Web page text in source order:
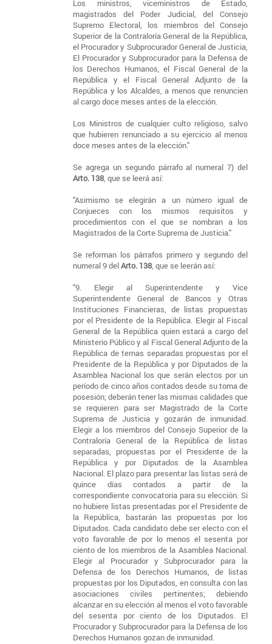
Los ministros, viceministros de Estado,
magistrados del Poder Judicial, del Consejo
Supremo Electoral, los miembros del Consejo
Superior de la Contraloría General de la República,
el Procurador y Subprocurador General de Justicia,
El Procurador y Subprocurador para la Defensa de
los Derechos Humanos, el Fiscal General de la
República y el Fiscal General Adjunto de la
República y los Alcaldes, a menos que renuncien
al cargo doce meses antes de la elección.
Los Ministros de cualquier culto religioso, salvo
que hubieren renunciado a su ejercicio al menos
doce meses antes de la elección."
Se agrega un segundo párrafo al numeral 7) del
Arto. 138, que se leerá así:
"Asimismo se elegirán a un número igual de
Conjueces con los mismos requisitos y
procedimientos con el que se nombran a los
Magistrados de la Corte Suprema de Justicia."
Se reforman los párrafos primero y segundo del
numeral 9 delArto. 138, que se leerán así:
"9. Elegir al Superintendente y Vice
Superintendente General de Bancos y Otras
Instituciones Financieras, de listas propuestas
por el Presidente de la República. Elegir al Fiscal
General de la República quien estará a cargo del
Ministerio Público y al Fiscal General Adjunto de la
República de ternas separadas propuestas por el
Presidente de la República y por Diputados de la
Asamblea Nacional los que serán electos por un
período de cinco años contados desde su toma de
posesión; deberán tener las mismas calidades que
se requieren para ser Magistrado de la Corte
Suprema de Justicia y gozarán de inmunidad.
Elegir a los miembros del Consejo Superior de la
Contraloría General de la República de listas
separadas, propuestas por el Presidente de la
República y por Diputados de la Asamblea
Nacional. El plazo para presentar las listas será de
quince días contados a partir de la
correspondiente convocatoria para su elección. Si
no hubiere listas presentadas por el Presidente de
la República, bastarán las propuestas por los
Diputados. Cada candidato debe ser electo con el
voto favorable de por lo menos el sesenta por
ciento de los miembros de la Asamblea Nacional.
Elegir al Procurador y Subprocurador para la
Defensa de los Derechos Humanos, de listas
propuestas por los Diputados, en consulta con las
asociaciones civiles pertinentes; debiendo
alcanzar en su elección al menos el voto favorable
del sesenta por ciento de los Diputados. El
Procurador y Subprocurador para la Defensa de los
Derechos Humanos gozan de inmunidad.